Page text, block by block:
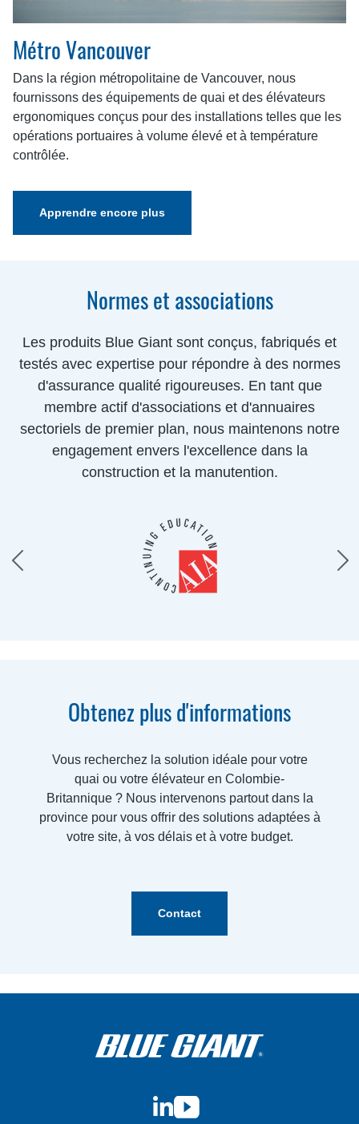
Métro Vancouver
Dans la région métropolitaine de Vancouver, nous
fournissons des équipements de quai et des élévateurs
ergonomiques conçus pour des installations telles que les
opérations portuaires à volume élevé et à température
contrôlée.
Apprendre encore plus
Normes et associations
Les produits Blue Giant sont conçus, fabriqués et
testés avec expertise pour répondre à des normes
d'assurance qualité rigoureuses. En tant que
membre actif d'associations et d'annuaires
sectoriels de premier plan, nous maintenons notre
engagement envers l'excellence dans la
construction et la manutention.
Obtenez plus d'informations
Vous recherchez la solution idéale pour votre
quai ou votre élévateur en Colombie-
Britannique ? Nous intervenons partout dans la
province pour vous offrir des solutions adaptées à
votre site, à vos délais et à votre budget.
Contact
LinkedIn
YouTube